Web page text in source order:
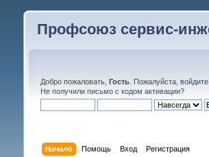
Профсоюз сервис-
Добро пожаловать, Гость. Пожалуйста, войдите
Не получили письмо с кодом активации?
Начало Помощь Вход Регистрация